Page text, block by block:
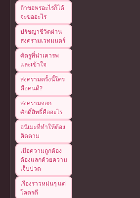
ถ้าขอพรอะไรก็ได้
จะขออะไร
ปรัชญาชีวิตผ่าน
สงครามเวทมนตร์
ศัตรูที่น่าเคารพ
และเข้าใจ
สงครามครั้งนี้ใคร
คือคนดี?
สงครามจอก
ศักดิ์สิทธิ์คืออะไร
อนิเมะที่ทำให้ต้อง
คิดตาม
เมื่อความถูกต้อง
ต้องแลกด้วยความ
เจ็บปวด
เรื่องราวหม่นๆ แต่
โคตรดี